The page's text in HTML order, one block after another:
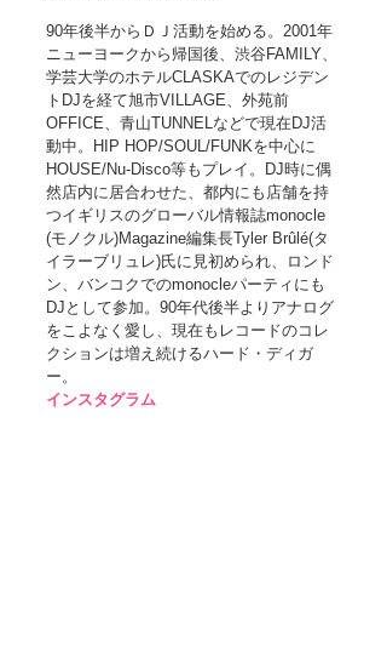
90年後半からＤＪ活動を始める。2001年
ニューヨークから帰国後、渋谷FAMILY、
学芸大学のホテルCLASKAでのレジデン
トDJを経て旭市VILLAGE、外苑前
OFFICE、青山TUNNELなどで現在DJ活
動中。HIP HOP/SOUL/FUNKを中心に
HOUSE/Nu-Disco等もプレイ。DJ時に偶
然店内に居合わせた、都内にも店舗を持
つイギリスのグローバル情報誌monocle
(モノクル)Magazine編集長Tyler Brûlé(タ
イラーブリュレ)氏に見初められ、ロンド
ン、バンコクでのmonocleパーティにも
DJとして参加。90年代後半よりアナログ
をこよなく愛し、現在もレコードのコレ
クションは増え続けるハード・ディガ
ー。
インスタグラム